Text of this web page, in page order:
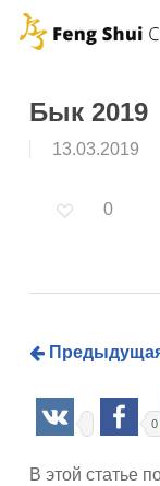
Skip
contentБык 2019
13.03.2019
0
Предыдущая
0
В этой статье